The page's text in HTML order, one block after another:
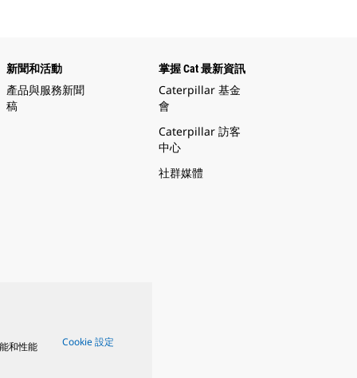
新聞和活動
產品與服務新聞
稿
掌握 Cat 最新資訊
Caterpillar 基金
會
Caterpillar 訪客
中心
社群媒體
和性能
Cookie 設定